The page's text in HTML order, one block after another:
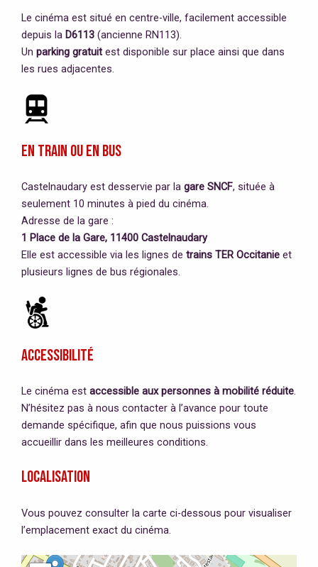
Le cinéma est situé en centre-ville, facilement accessible
depuis la D6113 (ancienne RN113).
Un parking gratuit est disponible sur place ainsi que dans
les rues adjacentes.
En train ou en bus
Castelnaudary est desservie par la gare SNCF, située à
seulement 10 minutes à pied du cinéma.
Adresse de la gare :
1 Place de la Gare, 11400 Castelnaudary
Elle est accessible via les lignes de trains TER Occitanie et
plusieurs lignes de bus régionales.
Accessibilité
Le cinéma est accessible aux personnes à mobilité réduite.
N’hésitez pas à nous contacter à l’avance pour toute
demande spécifique, afin que nous puissions vous
accueillir dans les meilleures conditions.
Localisation
Vous pouvez consulter la carte ci-dessous pour visualiser
l’emplacement exact du cinéma.